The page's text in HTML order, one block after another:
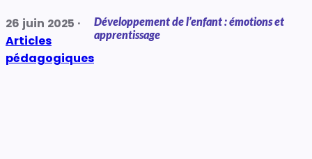
26 juin 2025 ·
Articles
pédagogiques
Développement de l’enfant : émotions et
apprentissage